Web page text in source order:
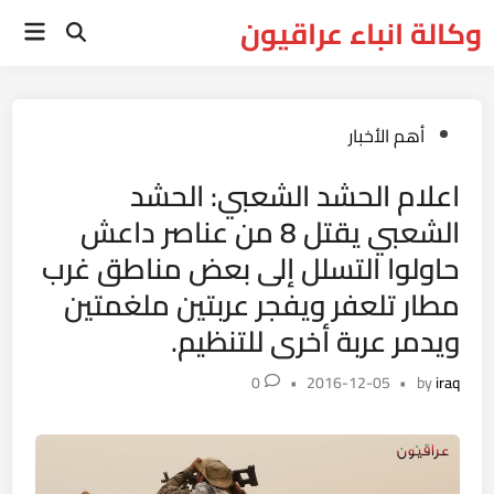
toوكالة انباء عراقيون Open
Postedأهم الأخبار
اعلام الحشد الشعبي: الحشد
الشعبي يقتل 8 من عناصر داعش
حاولوا التسلل إلى بعض مناطق غرب
مطار تلعفر ويفجر عربتين ملغمتين
ويدمر عربة أخرى للتنظيم.
byiraq
•
2016-12-05
•
0